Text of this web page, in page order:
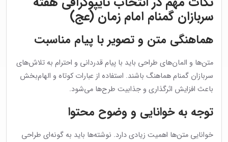
سربازان گمنام امام زمان (عج)
هماهنگی متن و تصویر با پیام مناسبت
متن‌ها و المان‌های طراحی باید با پیام قدردانی و احترام به تلاش‌های
سربازان گمنام هماهنگ باشند. استفاده از عبارات کوتاه و الهام‌بخش
باعث افزایش اثرگذاری و جذابیت طرح‌ها می‌شود.
توجه به خوانایی و وضوح محتوا
خوانایی متن‌ها اهمیت زیادی دارد. نوشته‌ها باید به گونه‌ای طراحی